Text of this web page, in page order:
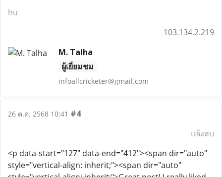
hu
103.134.2.219
M. Talha
ผู้เยี่ยมชม
infoallcricketer@gmail.com
26 ต.ค. 2568 10:41 #4
แจ้งลบ
<p data-start="127" data-end="412"><span dir="auto"
style="vertical-align: inherit;"><span dir="auto"